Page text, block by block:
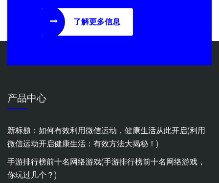
了解更多信息
产品中心
新标题：如何有效利用微信运动，健康生活从此开启(利用
微信运动开启健康生活：有效方法大揭秘！)
手游排行榜前十名网络游戏(手游排行榜前十名网络游戏，
你玩过几个？)